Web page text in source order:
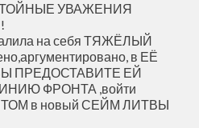
УВАЖЕНИЯ
на себя ТЯЖЁЛЫЙ
в ЕЁ
ПРЕДОСТАВИТЕ ЕЙ
ФРОНТА ,войти
в новый СЕЙМ ЛИТВЫ